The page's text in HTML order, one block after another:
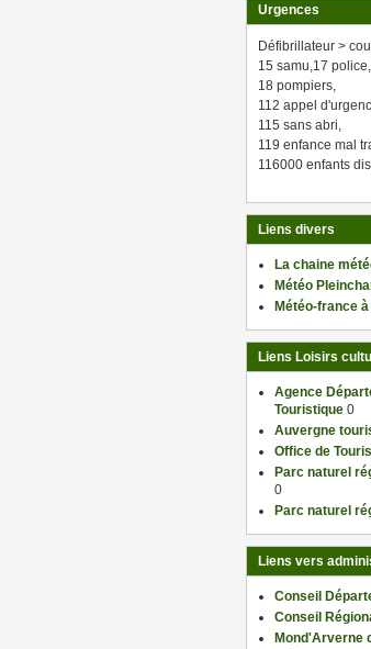
Urgences
Défibrillateur >
15 samu,17 police,
18 pompiers,
112 appel
115 sans abri,
119 enfance mal
116000 enfants
Liens divers
La chaine
Météo
Météo-france
Liens Loisirs
Agence
Touristique 0
Auvergne
Office de
Parc naturel
0
Parc naturel
Liens vers
Conseil
Conseil
Mond'Arverne